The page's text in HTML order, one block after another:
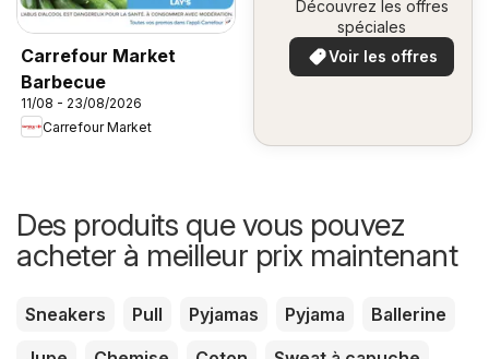
Carrefour Market
Barbecue
11/08 - 23/08/2026
Carrefour Market
Découvrez les offres
spéciales
Voir les offres
Des produits que vous pouvez
acheter à meilleur prix maintenant
Sneakers Pull Pyjamas Pyjama
Ballerine